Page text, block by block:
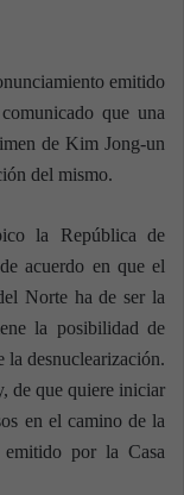
emitido
que una
de Kim Jong-un
del mismo.
la República de
acuerdo en que el
Norte ha de ser la
la posibilidad de
la desnuclearización.
de que quiere iniciar
en el camino de la
emitido por la Casa